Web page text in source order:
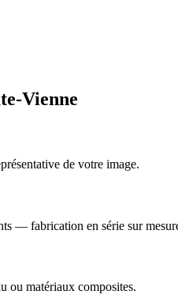
Vienne
de votre image.
— fabrication en série sur
ou matériaux composites.